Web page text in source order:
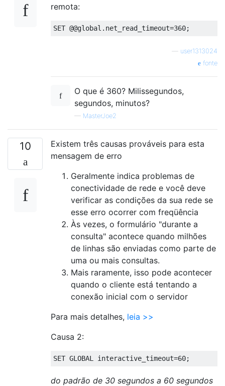
remota:
SET @@global . net_read_timeout=360;
user1313024
fonte
O que é 360? Milissegundos,
segundos, minutos?
— MasterJoe2
10
Existem três causas prováveis ​​para esta
mensagem de erro
Geralmente indica problemas de
conectividade de rede e você deve
verificar as condições da sua rede se
esse erro ocorrer com freqüência
Às vezes, o formulário "durante a
consulta" acontece quando milhões
de linhas são enviadas como parte de
uma ou mais consultas.
Mais raramente, isso pode acontecer
quando o cliente está tentando a
conexão inicial com o servidor
Para mais detalhes, leia >>
Causa 2:
SET GLOBAL interactive_timeout=60;
do padrão de 30 segundos a 60 segundos